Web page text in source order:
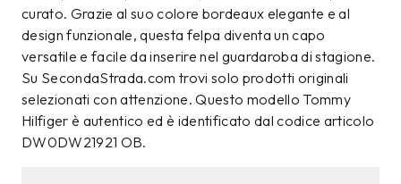
curato. Grazie al suo colore bordeaux elegante e al
design funzionale, questa felpa diventa un capo
versatile e facile da inserire nel guardaroba di stagione.
Su SecondaStrada.com trovi solo prodotti originali
selezionati con attenzione. Questo modello Tommy
Hilfiger è autentico ed è identificato dal codice articolo
DW0DW21921 OB.